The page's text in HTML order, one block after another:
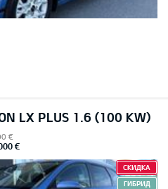
LX PLUS 1.6 (100 KW)
€
€
СКИДКА
ГИБРИД